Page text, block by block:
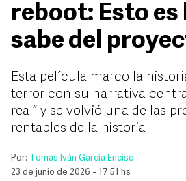
reboot: Esto es
sabe del
Esta película marco la
terror con su narrativa
real” y se volvió una de las
rentables de la historia
Por:
Tomás Iván García Enciso
23 de junio de 2026 - 17:51 hs